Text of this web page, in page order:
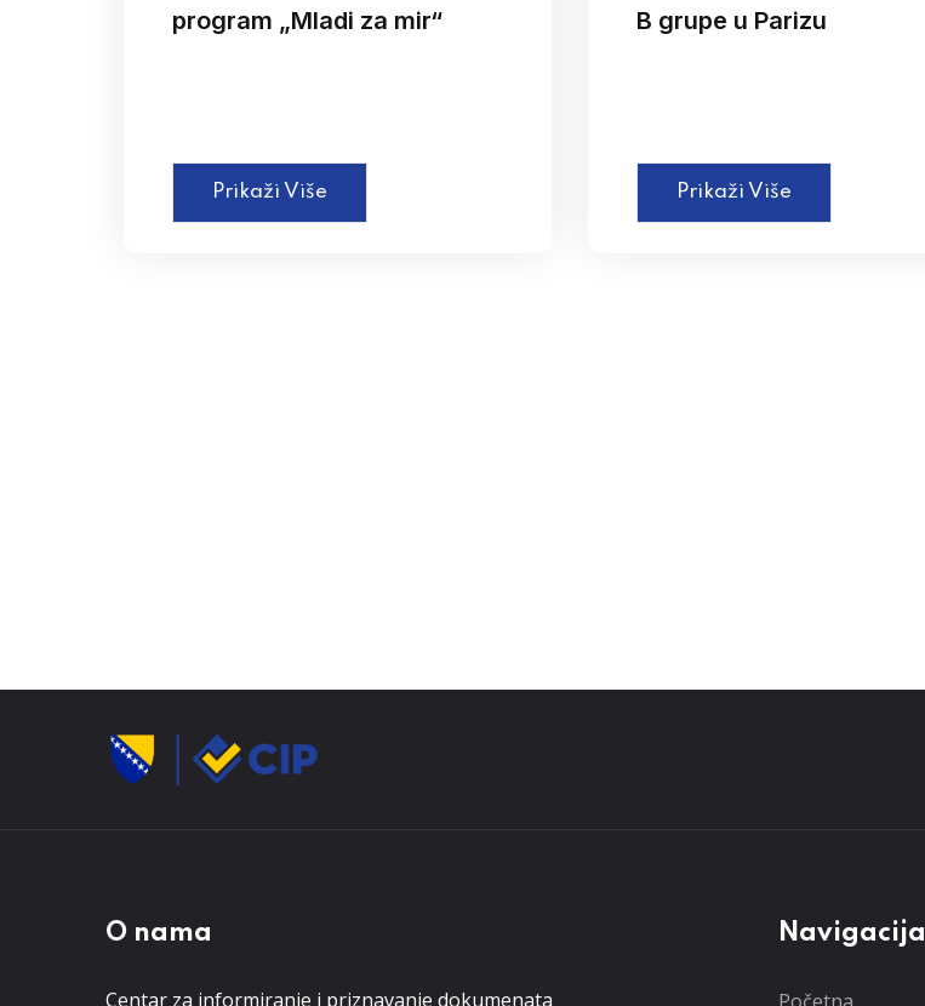
program „Mladi za mir“
Prikaži Više
B grupe u Parizu
Prikaži Više
O nama
Centar za informiranje i priznavanje dokumenata
Navigacija
Početna